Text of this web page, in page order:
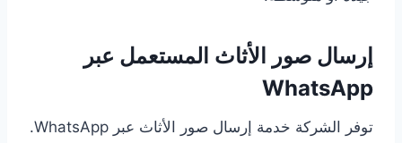
إرسال صور الأثاث المستعمل عبر
WhatsApp
توفر الشركة خدمة إرسال صور الأثاث عبر WhatsApp.